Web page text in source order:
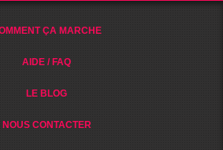
ÇA MARCHE
AIDE / FAQ
LE BLOG
NOUS CONTACTER